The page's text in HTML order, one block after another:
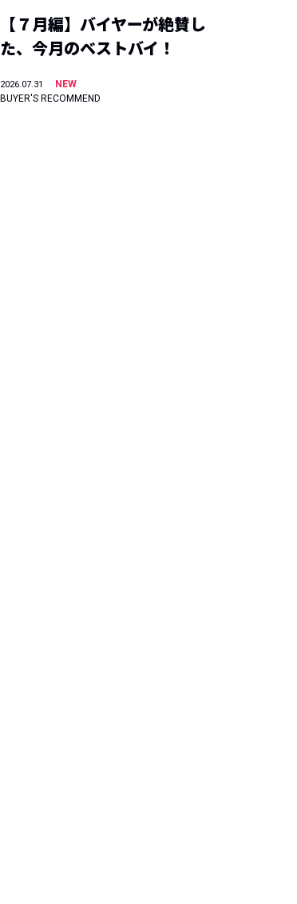
【７月編】バイヤーが絶賛し
た、今月のベストバイ！
2026.07.31
NEW
BUYER'S RECOMMEND